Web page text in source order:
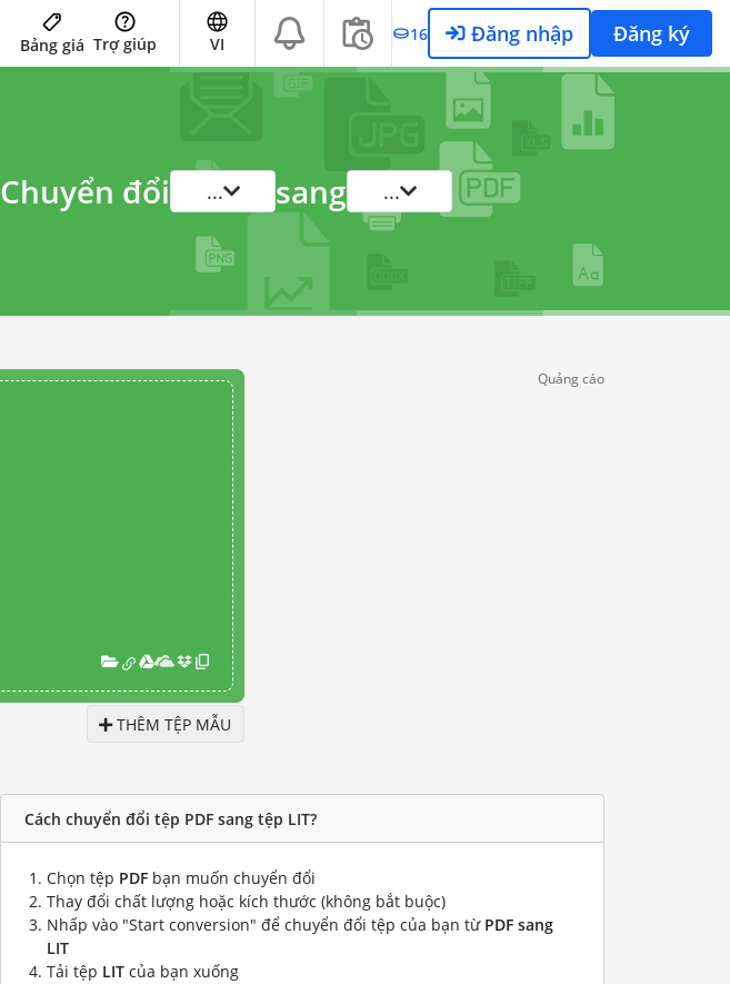
Bảng giá Trợ giúp VI 16 Đăng nhập Đăng ký
Chuyển đổi ... sang ...
THÊM TỆP MẪU
Quảng cáo
Cách chuyển đổi tệp PDF sang tệp LIT?
Chọn tệp PDF bạn muốn chuyển đổi
Thay đổi chất lượng hoặc kích thước (không bắt buộc)
Nhấp vào "Start conversion" để chuyển đổi tệp của bạn từ PDF sang
LIT
Tải tệp LIT của bạn xuống